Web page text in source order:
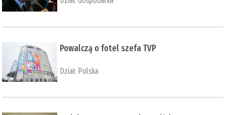
Powalczą o fotel szefa TVP
Dział: Polska